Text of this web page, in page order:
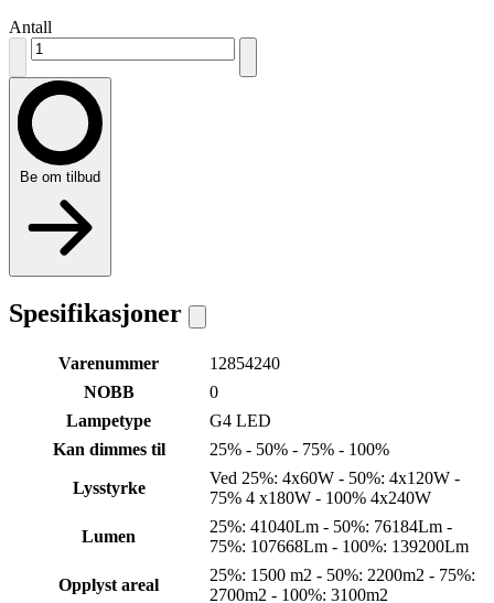
Antall
Be om tilbud
Spesifikasjoner
Varenummer
12854240
NOBB
0
Lampetype
G4 LED
Kan dimmes til
25% - 50% - 75% - 100%
Lysstyrke
Ved 25%: 4x60W - 50%: 4x120W -
75% 4 x180W - 100% 4x240W
Lumen
25%: 41040Lm - 50%: 76184Lm -
75%: 107668Lm - 100%: 139200Lm
Opplyst areal
25%: 1500 m2 - 50%: 2200m2 - 75%:
2700m2 - 100%: 3100m2